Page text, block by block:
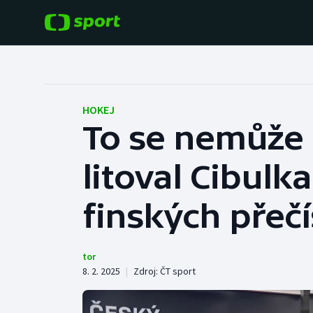
Hokej
Tenis
Atletika
Baseball a softbal
Basketbal
Biatlon
HOKEJ
To se
litoval
finských
tor
8. 2. 2025 | Zdroj: ČT sport